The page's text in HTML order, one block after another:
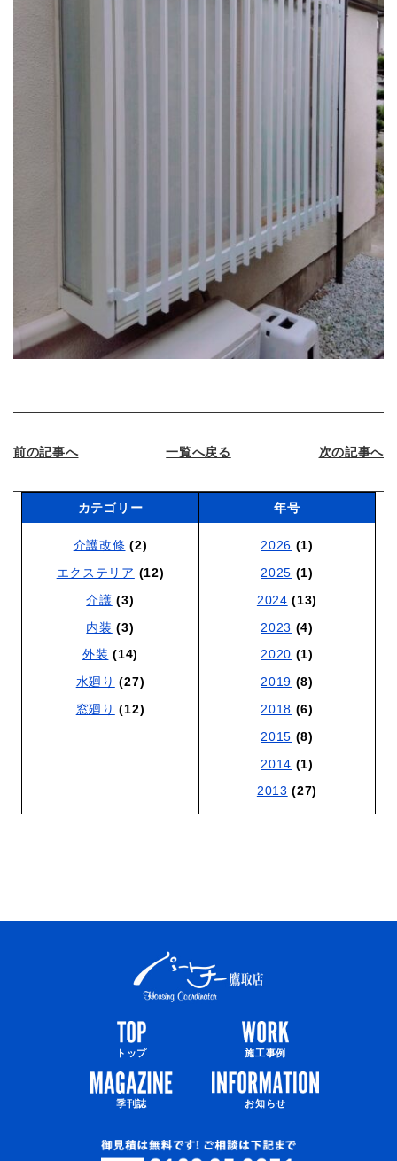
前の記事へ 一覧へ戻る 次の記事へ
カテゴリー
介護改修 (2)
エクステリア (12)
介護 (3)
内装 (3)
外装 (14)
水廻り (27)
窓廻り (12)
年号
2026 (1)
2025 (1)
2024 (13)
2023 (4)
2020 (1)
2019 (8)
2018 (6)
2015 (8)
2014 (1)
2013 (27)
トップ 施工事例
季刊誌 お知らせ